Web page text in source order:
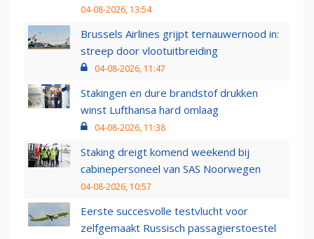
04-08-2026, 13:54
Brussels Airlines grijpt ternauwernood in:
streep door vlootuitbreiding
04-08-2026, 11:47
Stakingen en dure brandstof drukken
winst Lufthansa hard omlaag
04-08-2026, 11:38
Staking dreigt komend weekend bij
cabinepersoneel van SAS Noorwegen
04-08-2026, 10:57
Eerste succesvolle testvlucht voor
zelfgemaakt Russisch passagierstoestel